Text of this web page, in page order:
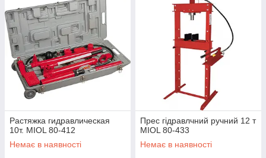
Растяжка гидравлическая
10т. MIOL 80-412
Немає в наявності
Прес гідравлчний ручний 12 т
MIOL 80-433
Немає в наявності